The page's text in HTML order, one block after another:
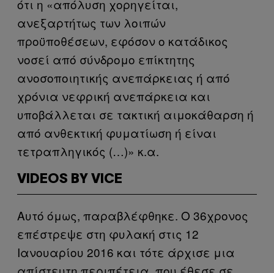
ότι η «απόλυση χορηγείται,
ανεξαρτήτως των λοιπών
προϋποθέσεων, εφόσον ο κατάδικος
νοσεί από σύνδρομο επίκτητης
ανοσοποιητικής ανεπάρκειας ή από
χρόνια νεφρική ανεπάρκεια και
υποβάλλεται σε τακτική αιμοκάθαρση ή
από ανθεκτική φυματίωση ή είναι
τετραπληγικός (…)» κ.α.
VIDEOS BY VICE
Αυτό όμως, παραβλέφθηκε. Ο 36χρονος
επέστρεψε στη φυλακή στις 12
Ιανουαρίου 2016 και τότε άρχισε μια